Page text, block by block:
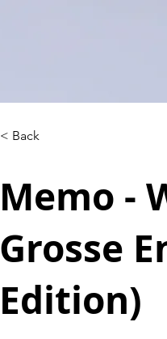
< Back
Memo -
Grosse
Edition)